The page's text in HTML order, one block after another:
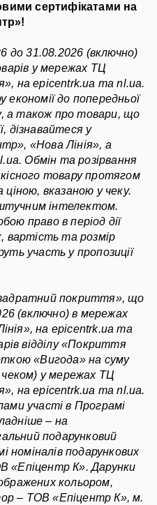
сертифікатами на
до 31.08.2026 (включно)
у мережах ТЦ
на epicentrk.ua та nl.ua.
економії до попередньої
а також про товари, що
дізнавайтеся у
«Нова Лінія», а
Обмін та розірвання
товару протягом
ціною, вказаною у чеку.
інтелектом.
пpaвo в період дії
вартість та розмір
участь у пропозиції
покриття», що
(включно) в мережах
на epicentrk.ua та
відділу «Покриття
«Вигода» на суму
чеком) у мережах ТЦ
на epicentrk.ua та nl.ua.
участі в Програмі
– на
подарунковий
номіналів подарункових
«Епіцентр К». Дарунки
кольором,
– ТОВ «Епіцентр К», м.